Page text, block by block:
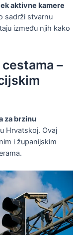
aktivne kamere
sadrži stvarnu
između njih kako
–
za brzinu
Hrvatskoj. Ovaj
i županijskim